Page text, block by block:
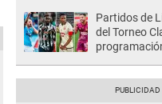
Partidos de
del Torneo